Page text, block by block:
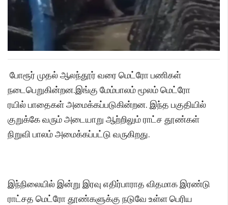
போரூர் முதல் ஆலந்தூர் வரை மெட்ரோ பணிகள்
நடைபெறுகின்றன.இங்கு மேம்பாலம் மூலம் மெட்ரோ
ரயில் பாதைகள் அமைக்கப்படுகின்றன. இந்த பகுதியில்
குறுக்கே வரும் அடையாறு ஆற்றிலும் ராட்ச தூண்கள்
நிறுவி பாலம் அமைக்கப்பட்டு வருகிறது.
இந்நிலையில் இன்று இரவு எதிர்பாராத விதமாக இரண்டு
ராட்சத மெட்ரோ தூண்களுக்கு நடுவே உள்ள பெரிய